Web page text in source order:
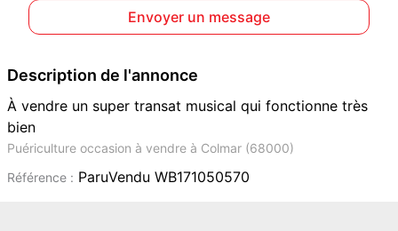
Envoyer un message
Description de l'annonce
À vendre un super transat musical qui fonctionne très
bien
Puériculture occasion à vendre à Colmar (68000)
Référence : ParuVendu WB171050570